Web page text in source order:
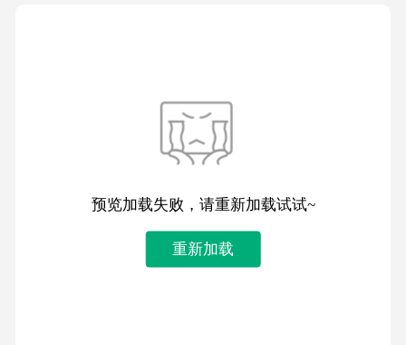
预览加载失败，请重新加载试试~
重新加载